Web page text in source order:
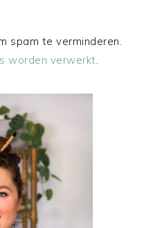
spam te verminderen.
worden verwerkt.